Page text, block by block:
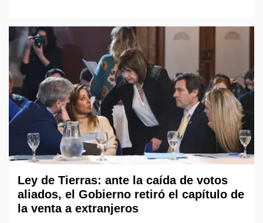
Ley de Tierras: ante la caída de votos
aliados, el Gobierno retiró el capítulo de
la venta a extranjeros